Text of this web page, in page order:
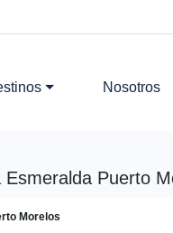
Nosotros
Puerto
Morelos